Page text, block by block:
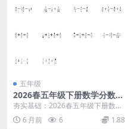
五年级
2026春五年级下册数学分数加
减混合运算专项练习全册同步
夯实基础：2026春五年级下册数学
分数加减混合运算专项练习核心解
析 大家好，我是...
6 月前 6 1.88